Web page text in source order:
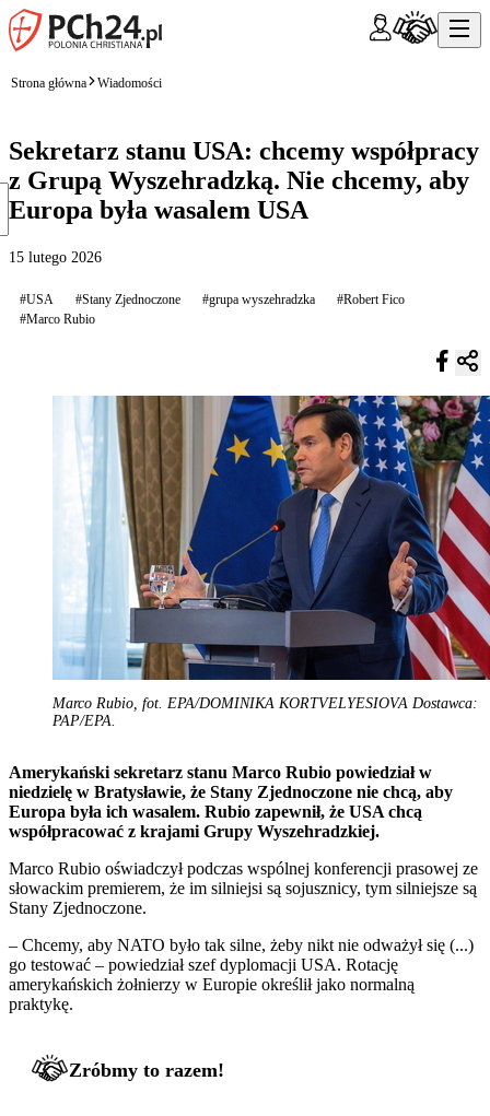
Strona główna Wiadomości
Sekretarz stanu USA: chcemy współpracy
z Grupą Wyszehradzką. Nie chcemy, aby
Europa była wasalem USA
15 lutego 2026
#USA #Stany Zjednoczone #grupa wyszehradzka
#Robert Fico
#Marco Rubio
Marco Rubio, fot. EPA/DOMINIKA KORTVELYESIOVA Dostawca:
PAP/EPA.
Amerykański sekretarz stanu Marco Rubio powiedział w
niedzielę w Bratysławie, że Stany Zjednoczone nie chcą, aby
Europa była ich wasalem. Rubio zapewnił, że USA chcą
współpracować z krajami Grupy Wyszehradzkiej.
Marco Rubio oświadczył podczas wspólnej konferencji prasowej ze
słowackim premierem, że im silniejsi są sojusznicy, tym silniejsze są
Stany Zjednoczone.
– Chcemy, aby NATO było tak silne, żeby nikt nie odważył się (...)
go testować – powiedział szef dyplomacji USA. Rotację
amerykańskich żołnierzy w Europie określił jako normalną
praktykę.
Zróbmy to razem!